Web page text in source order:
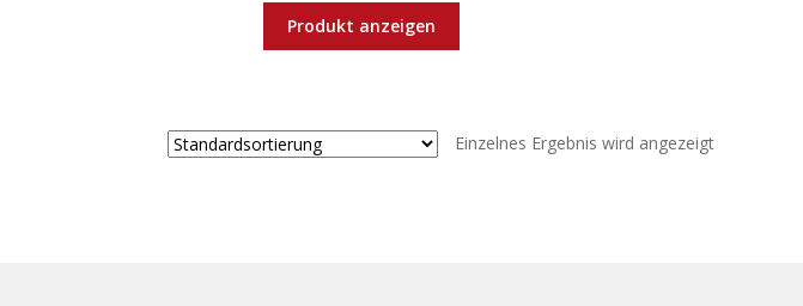
Produkt anzeigen
Einzelnes Ergebnis wird angezeigt